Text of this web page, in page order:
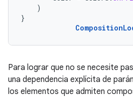
)
}
Para lograr que no se necesite
una dependencia explícita de
los elementos que admiten